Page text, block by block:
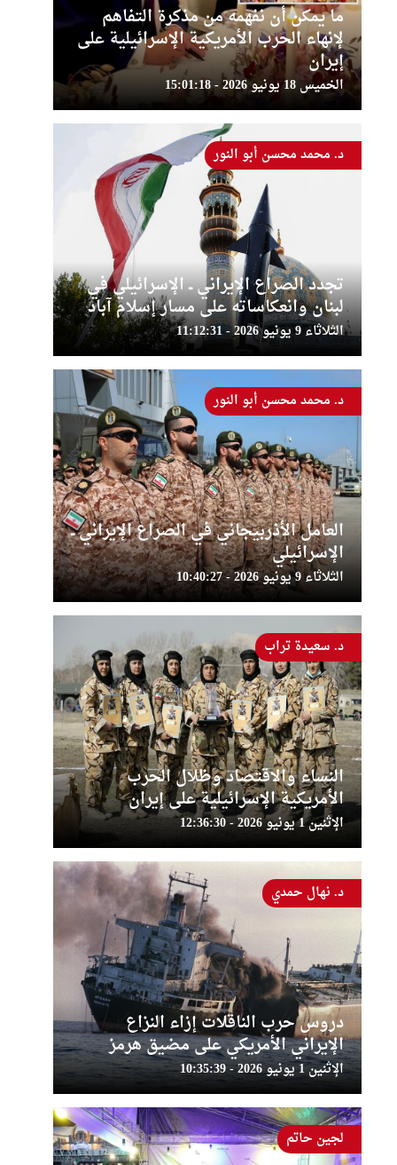
ما يمكن أن نفهمه من مذكرة التفاهم
لإنهاء الحرب الأمريكية الإسرائيلية على
إيران
الخميس 18 يونيو 2026 - 15:01:18
تجدد الصراع الإيراني ــ الإسرائيلي في
لبنان وانعكاساته على مسار إسلام آباد
الثلاثاء 9 يونيو 2026 - 11:12:31
د. محمد محسن أبو النور
العامل الأذربيجاني في الصراع الإيراني ــ
الإسرائيلي
الثلاثاء 9 يونيو 2026 - 10:40:27
د. محمد محسن أبو النور
النساء والاقتصاد وظلال الحرب
الأمريكية الإسرائيلية على إيران
الإثنين 1 يونيو 2026 - 12:36:30
د. سعيدة تراب
دروس حرب الناقلات إزاء النزاع
الإيراني الأمريكي على مضيق هرمز
الإثنين 1 يونيو 2026 - 10:35:39
د. نهال حمدي
لجين حاتم